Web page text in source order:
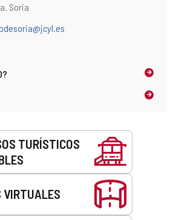
Soria
e
t
TURÍSTICOS
VIRTUALES